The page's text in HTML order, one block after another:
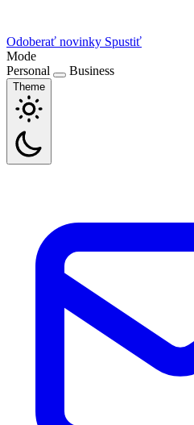
Odoberať novinky Spustiť
Mode
Personal
Business
Theme